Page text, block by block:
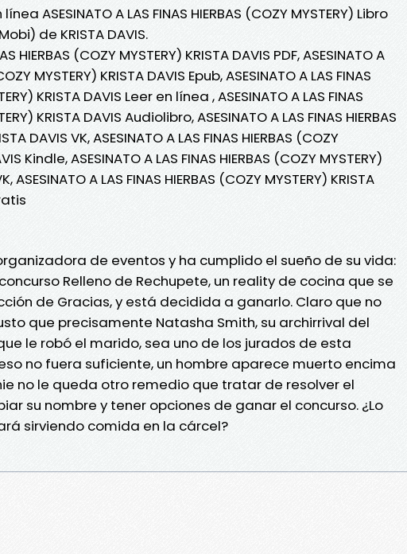
ASESINATO A LAS FINAS HIERBAS (COZY MYSTERY) Libro
de KRISTA DAVIS.
HIERBAS (COZY MYSTERY) KRISTA DAVIS PDF, ASESINATO A
MYSTERY) KRISTA DAVIS Epub, ASESINATO A LAS FINAS
KRISTA DAVIS Leer en línea , ASESINATO A LAS FINAS
KRISTA DAVIS Audiolibro, ASESINATO A LAS FINAS HIERBAS
DAVIS VK, ASESINATO A LAS FINAS HIERBAS (COZY
Kindle, ASESINATO A LAS FINAS HIERBAS (COZY MYSTERY)
ASESINATO A LAS FINAS HIERBAS (COZY MYSTERY) KRISTA
de eventos y ha cumplido el sueño de su vida:
Relleno de Rechupete, un reality de cocina que se
de Gracias, y está decidida a ganarlo. Claro que no
que precisamente Natasha Smith, su archirrival del
le robó el marido, sea uno de los jurados de esta
no fuera suficiente, un hombre aparece muerto encima
no le queda otro remedio que tratar de resolver el
su nombre y tener opciones de ganar el concurso. ¿Lo
sirviendo comida en la cárcel?